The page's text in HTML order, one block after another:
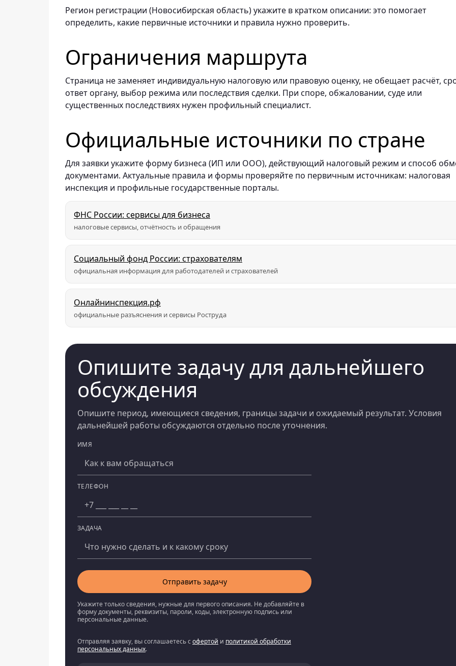
Регион регистрации (Новосибирская область) укажите в кратком описании: это помогает
определить, какие первичные источники и правила нужно проверить.
Ограничения маршрута
Страница не заменяет индивидуальную налоговую или правовую оценку, не обещает расчёт,
ответ органу, выбор режима или последствия сделки. При споре, обжаловании, суде или
существенных последствиях нужен профильный специалист.
Официальные источники по стране
Для заявки укажите форму бизнеса (ИП или ООО), действующий налоговый режим и способ
документами. Актуальные правила и формы проверяйте по первичным источникам: налоговая
инспекция и профильные государственные порталы.
ФНС России: сервисы для бизнеса
налоговые сервисы, отчётность и обращения
Социальный фонд России: страхователям
официальная информация для работодателей и страхователей
Онлайнинспекция.рф
официальные разъяснения и сервисы Роструда
Опишите задачу для дальнейшего
обсуждения
Опишите период, имеющиеся сведения, границы задачи и ожидаемый результат. Условия
дальнейшей работы обсуждаются отдельно после уточнения.
ИМЯ
ТЕЛЕФОН
ЗАДАЧА
Компания
Отправить задачу
Укажите только сведения, нужные для первого описания. Не добавляйте в
форму документы, реквизиты, пароли, коды, электронную подпись или
персональные данные.
Отправляя заявку, вы соглашаетесь софертой и политикой обработки
персональных данных.